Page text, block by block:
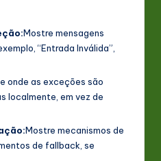
Mostre mensagens
“Entrada Inválida”,
onde as exceções são
localmente, em vez de
Mostre mecanismos de
de fallback, se